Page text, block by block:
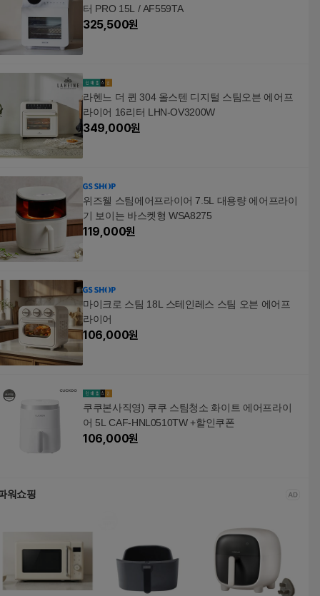
터 PRO 15L / AF559TA
325,500원
라헨느 더 퀸 304 올스텐 디지털 스팀오븐 에어프
라이어 16리터 LHN-OV3200W
349,000원
위즈웰 스팀에어프라이어 7.5L 대용량 에어프라이
기 보이는 바스켓형 WSA8275
119,000원
마이크로 스팀 18L 스테인레스 스팀 오븐 에어프
라이어
106,000원
쿠쿠본사직영) 쿠쿠 스팀청소 화이트 에어프라이
어 5L CAF-HNL0510TW +할인쿠폰
106,000원
워쇼핑